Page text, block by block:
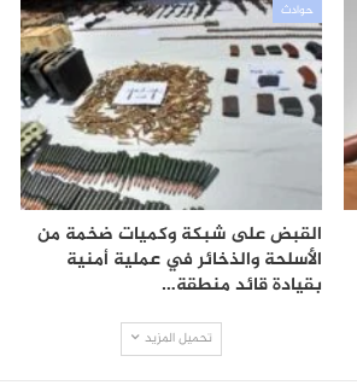
حوادث
القبض على شبكة وكميات ضخمة من
الأسلحة والذخائر في عملية أمنية
بقيادة قائد منطقة…
تحميل المزيد